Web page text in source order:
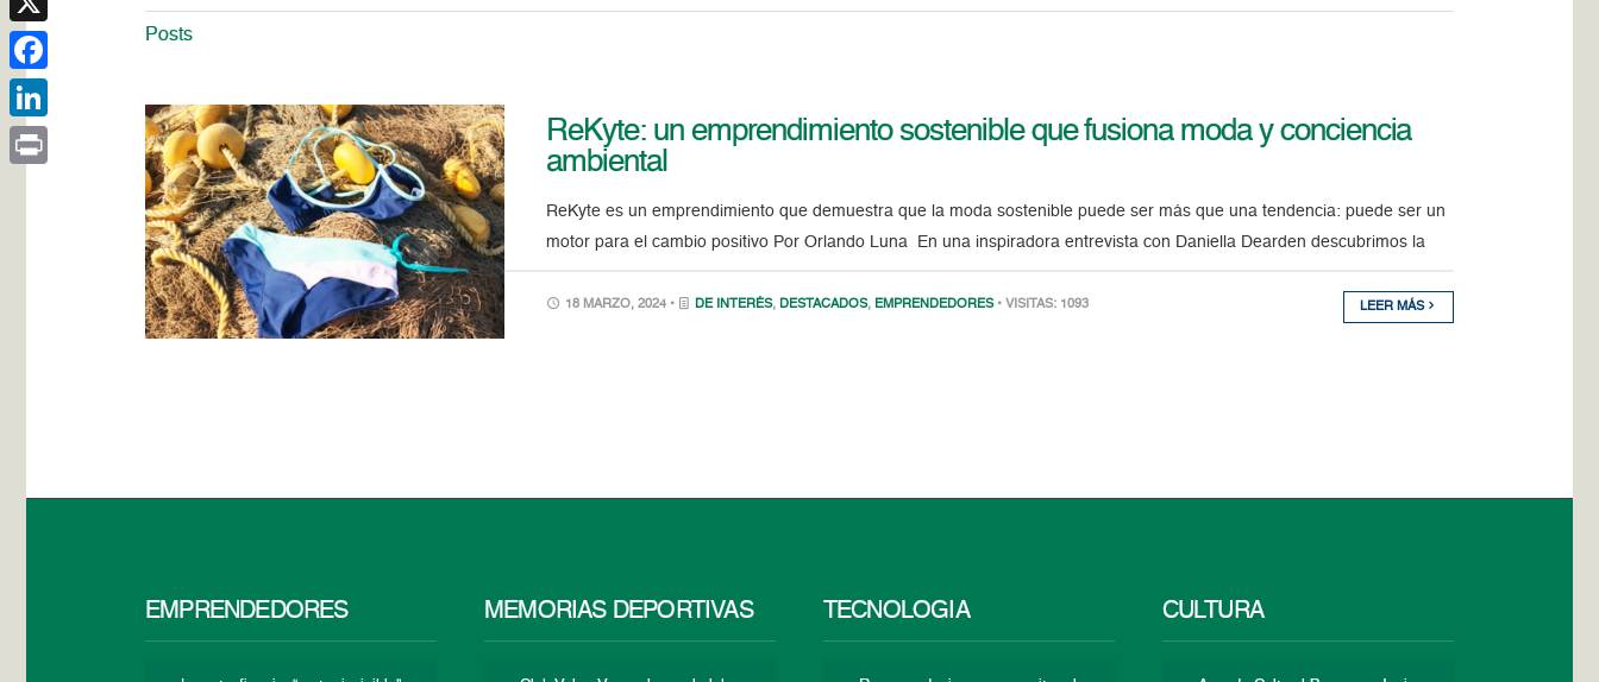
Posts
ReKyte: un emprendimiento sostenible que fusiona moda y conciencia
ambiental
ReKyte es un emprendimiento que demuestra que la moda sostenible puede ser más que una tendencia: puede ser un
motor para el cambio positivo Por Orlando Luna En una inspiradora entrevista con Daniella Dearden descubrimos la
18 MARZO, 2024 • DE INTERÉS, DESTACADOS, EMPRENDEDORES • VISITAS: 1093 LEER MÁS
EMPRENDEDORES MEMORIAS DEPORTIVAS TECNOLOGÍA CULTURA
X
Facebook
LinkedIn